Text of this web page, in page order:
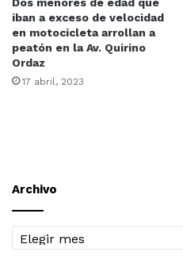
iban a exceso de velocidad
en motocicleta arrollan a
peatón en la Av. Quirino
Ordaz
17 abril, 2023
Archivo
Archivo